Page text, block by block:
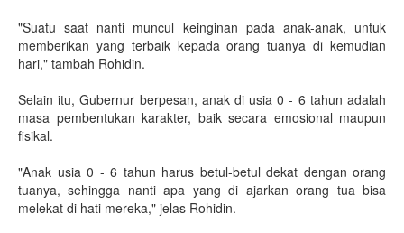
"Suatu saat nanti muncul keinginan pada anak-anak, untuk
memberikan yang terbaik kepada orang tuanya di kemudian
hari," tambah Rohidin.
Selain itu, Gubernur berpesan, anak di usia 0 - 6 tahun adalah
masa pembentukan karakter, baik secara emosional maupun
fisikal.
"Anak usia 0 - 6 tahun harus betul-betul dekat dengan orang
tuanya, sehingga nanti apa yang di ajarkan orang tua bisa
melekat di hati mereka," jelas Rohidin.